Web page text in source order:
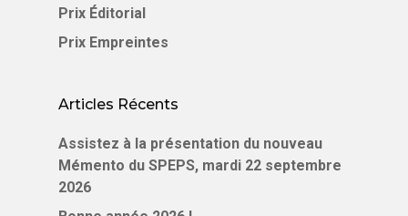
Prix Éditorial
Prix Empreintes
Articles Récents
Assistez à la présentation du nouveau
Mémento du SPEPS, mardi 22 septembre
2026